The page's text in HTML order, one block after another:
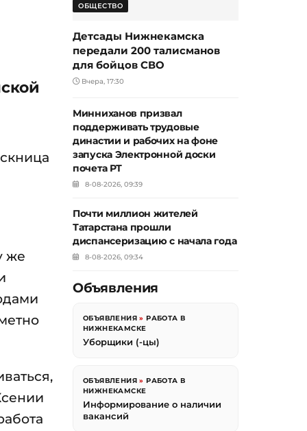
же
ОБЩЕСТВО
Детсады Нижнекамска
передали 200 талисманов
для бойцов СВО
Вчера, 17:30
Минниханов призвал
поддерживать трудовые
династии и рабочих на фоне
запуска Электронной доски
почета РТ
8-08-2026, 09:39
Почти миллион жителей
Татарстана прошли
диспансеризацию с начала года
8-08-2026, 09:34
Объявления
ОБЪЯВЛЕНИЯ »РАБОТА В
НИЖНЕКАМСКЕ
Уборщики (-цы)
ОБЪЯВЛЕНИЯ »РАБОТА В
НИЖНЕКАМСКЕ
Информирование о наличии
вакансий